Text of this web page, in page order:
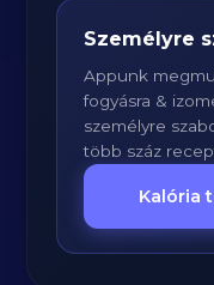
Személyre
Appunk
fogyásra &
személyre
több száz
Kalória